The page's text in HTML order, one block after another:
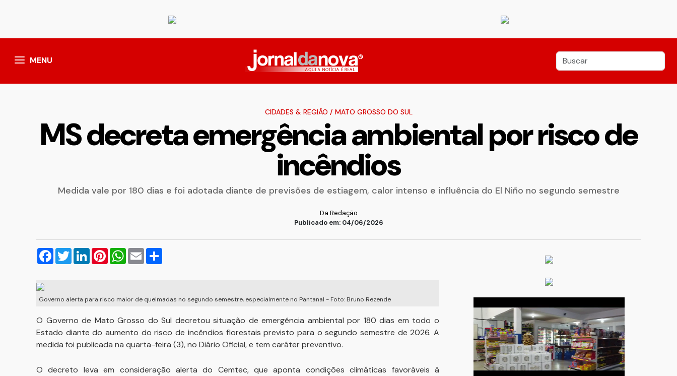
MENU
CIDADES & REGIÃO / MATO GROSSO DO SUL
MS decreta emergência ambiental por risco de
incêndios
Medida vale por 180 dias e foi adotada diante de previsões de estiagem, calor intenso e influência do El Niño no segundo semestre
Da Redação
Publicado em: 04/06/2026
Facebook
TwitterLinkedInPinterestWhatsApp
Email
Governo alerta para risco maior de queimadas no segundo semestre, especialmente no Pantanal - Foto: Bruno Rezende
O Governo de Mato Grosso do Sul decretou situação de emergência ambiental por 180 dias em todo o
Estado diante do aumento do risco de incêndios florestais previsto para o segundo semestre de 2026. A
medida foi publicada na quarta-feira (3), no Diário Oficial, e tem caráter preventivo.
O decreto leva em consideração alerta do Cemtec, que aponta condições climáticas favoráveis à